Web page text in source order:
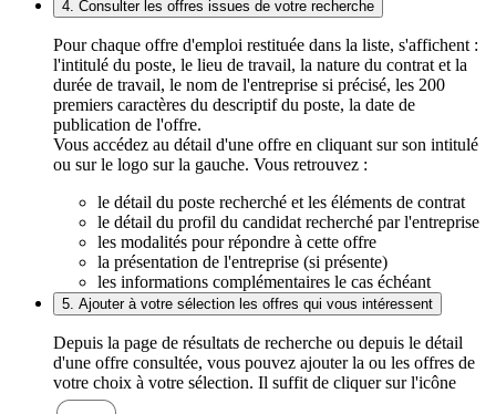
4. Consulter les offres issues de votre recherche
Pour chaque offre d'emploi restituée dans la liste, s'affichent :
l'intitulé du poste, le lieu de travail, la nature du contrat et la
durée de travail, le nom de l'entreprise si précisé, les 200
premiers caractères du descriptif du poste, la date de
publication de l'offre.
Vous accédez au détail d'une offre en cliquant sur son intitulé
ou sur le logo sur la gauche. Vous retrouvez :
le détail du poste recherché et les éléments de contrat
le détail du profil du candidat recherché par l'entreprise
les modalités pour répondre à cette offre
la présentation de l'entreprise (si présente)
les informations complémentaires le cas échéant
5. Ajouter à votre sélection les offres qui vous intéressent
Depuis la page de résultats de recherche ou depuis le détail
d'une offre consultée, vous pouvez ajouter la ou les offres de
votre choix à votre sélection. Il suffit de cliquer sur l'icône